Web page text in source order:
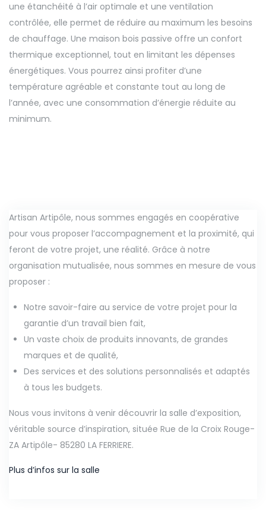
une étanchéité à l’air optimale et une ventilation
contrôlée, elle permet de réduire au maximum les besoins
de chauffage. Une maison bois passive offre un confort
thermique exceptionnel, tout en limitant les dépenses
énergétiques. Vous pourrez ainsi profiter d’une
température agréable et constante tout au long de
l’année, avec une consommation d’énergie réduite au
minimum.
Artisan Artipôle, nous sommes engagés en coopérative
pour vous proposer l’accompagnement et la proximité, qui
feront de votre projet, une réalité. Grâce à notre
organisation mutualisée, nous sommes en mesure de vous
proposer :
Notre savoir-faire au service de votre projet pour la
garantie d’un travail bien fait,
Un vaste choix de produits innovants, de grandes
marques et de qualité,
Des services et des solutions personnalisés et adaptés
à tous les budgets.
Nous vous invitons à venir découvrir la salle d’exposition,
véritable source d’inspiration, située Rue de la Croix Rouge-
ZA Artipôle- 85280 LA FERRIERE.
Plus d’infos sur la salle